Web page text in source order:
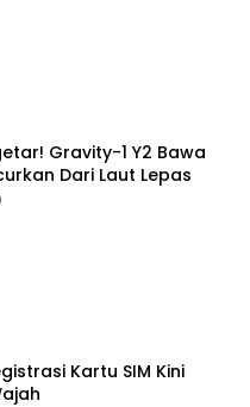
Gravity-1 Y2 Bawa
Dari Laut Lepas
Kartu SIM Kini